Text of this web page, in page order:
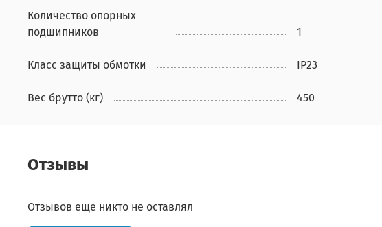
Количество опорных
подшипников
1
Класс защиты обмотки IP23
Вес брутто (кг) 450
Отзывы
Отзывов еще никто не оставлял